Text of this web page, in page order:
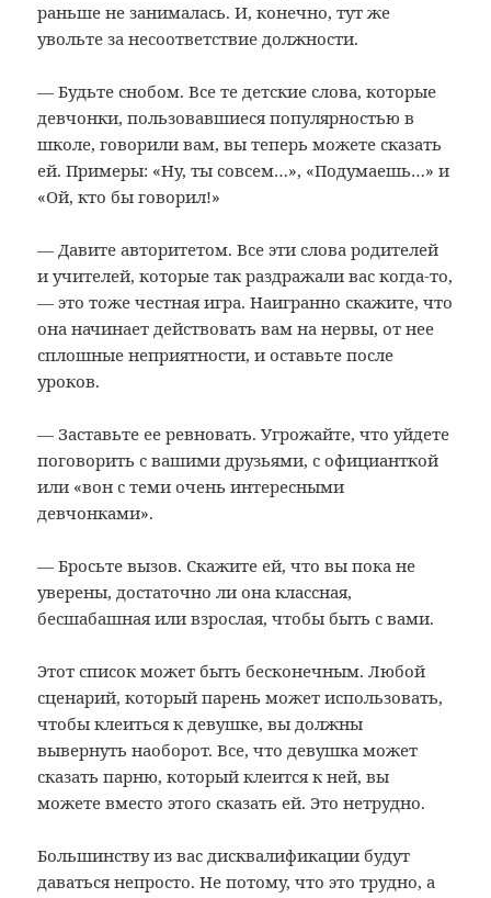
раньше не занималась. И, конечно, тут же
увольте за несоответствие должности.
— Будьте снобом. Все те детские слова, которые
девчонки, пользовавшиеся популярностью в
школе, говорили вам, вы теперь можете сказать
ей. Примеры: «Ну, ты совсем…», «Подумаешь…» и
«Ой, кто бы говорил!»
— Давите авторитетом. Все эти слова родителей
и учителей, которые так раздражали вас когда-то,
— это тоже честная игра. Наигранно скажите, что
она начинает действовать вам на нервы, от нее
сплошные неприятности, и оставьте после
уроков.
— Заставьте ее ревновать. Угрожайте, что уйдете
поговорить с вашими друзьями, с официанткой
или «вон с теми очень интересными
девчонками».
— Бросьте вызов. Скажите ей, что вы пока не
уверены, достаточно ли она классная,
бесшабашная или взрослая, чтобы быть с вами.
Этот список может быть бесконечным. Любой
сценарий, который парень может использовать,
чтобы клеиться к девушке, вы должны
вывернуть наоборот. Все, что девушка может
сказать парню, который клеится к ней, вы
можете вместо этого сказать ей. Это нетрудно.
Большинству из вас дисквалификации будут
даваться непросто. Не потому, что это трудно, а